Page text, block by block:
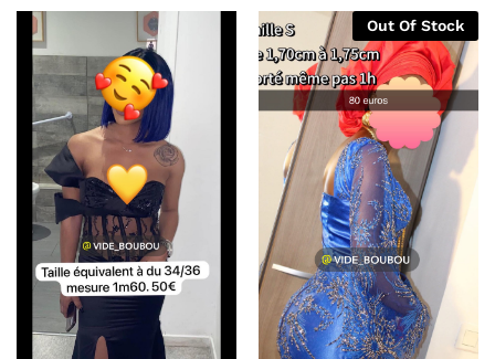
Out Of Stock